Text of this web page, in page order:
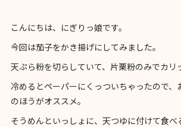
こんにちは、にぎりっ娘です。
今回は茄子をかき揚げにしてみました。
天ぷら粉を切らしていて、片栗粉のみでカリ
冷めるとペーパーにくっついちゃったので、
のほうがオススメ。
そうめんといっしょに、天つゆに付けて食べ